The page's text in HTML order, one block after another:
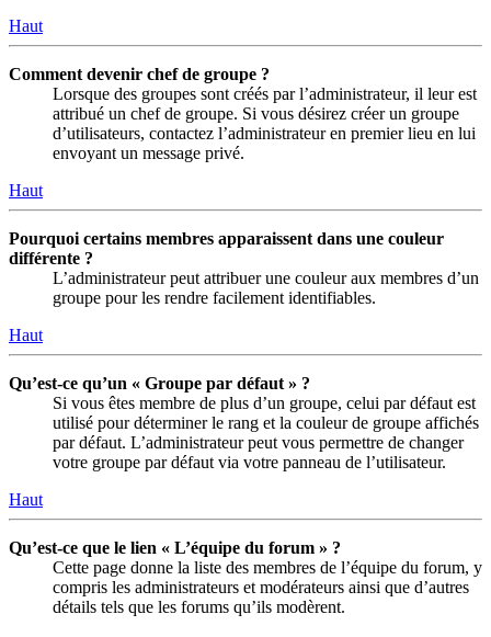
Haut
Comment devenir chef de groupe ?
Lorsque des groupes sont créés par l’administrateur, il leur est
attribué un chef de groupe. Si vous désirez créer un groupe
d’utilisateurs, contactez l’administrateur en premier lieu en lui
envoyant un message privé.
Haut
Pourquoi certains membres apparaissent dans une couleur
différente ?
L’administrateur peut attribuer une couleur aux membres d’un
groupe pour les rendre facilement identifiables.
Haut
Qu’est-ce qu’un « Groupe par défaut » ?
Si vous êtes membre de plus d’un groupe, celui par défaut est
utilisé pour déterminer le rang et la couleur de groupe affichés
par défaut. L’administrateur peut vous permettre de changer
votre groupe par défaut via votre panneau de l’utilisateur.
Haut
Qu’est-ce que le lien « L’équipe du forum » ?
Cette page donne la liste des membres de l’équipe du forum, y
compris les administrateurs et modérateurs ainsi que d’autres
détails tels que les forums qu’ils modèrent.